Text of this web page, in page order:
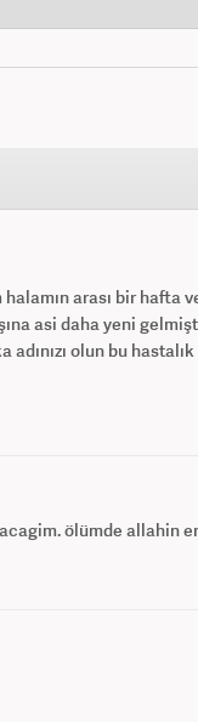
arası bir hafta
asi daha yeni
olun bu
ölümde allahin